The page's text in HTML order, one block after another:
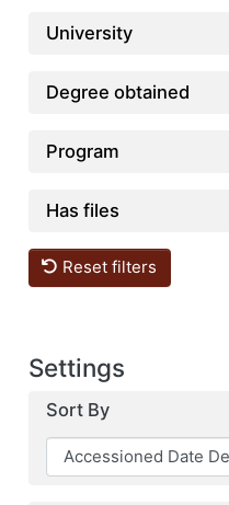
University
Degree obtained
Program
Has files
Reset filters
Settings
Sort By